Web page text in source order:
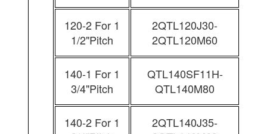
120-2 For 1
1/2"Pitch
2QTL120J30-
2QTL120M60
140-1 For 1
3/4"Pitch
QTL140SF11H-
QTL140M80
140-2 For 1
2QTL140J35-